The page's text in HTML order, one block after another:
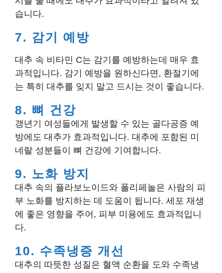
습니다.
7. 감기 예방
대추 속 비타민 C는 감기를 예방하는데 매우 효
과적입니다. 감기 예방을 원하신다면, 환절기에
는 특히 대추를 잊지 말고 드시는 것이 좋습니다.
8. 뼈 건강
갱년기 여성들에게 발생할 수 있는 골다공증 예
방에도 대추가 효과적입니다. 대추에 포함된 미
네랄 성분들이 뼈 건강에 기여합니다.
9. 노화 방지
대추 속의 플라보노이드와 폴리페놀은 사람의 피
부 노화를 방지하는 데 도움이 됩니다. 세포 재생
에 좋은 영향을 주어, 피부 미용에도 효과적입니
다.
10. 수족냉증 개선
대추의 따뜻한 성질은 혈액 순환을 도와 수족냉